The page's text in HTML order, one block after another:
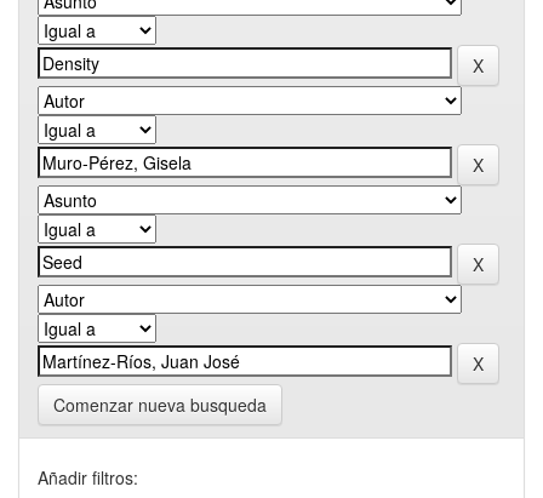
Comenzar nueva busqueda
Añadir filtros: